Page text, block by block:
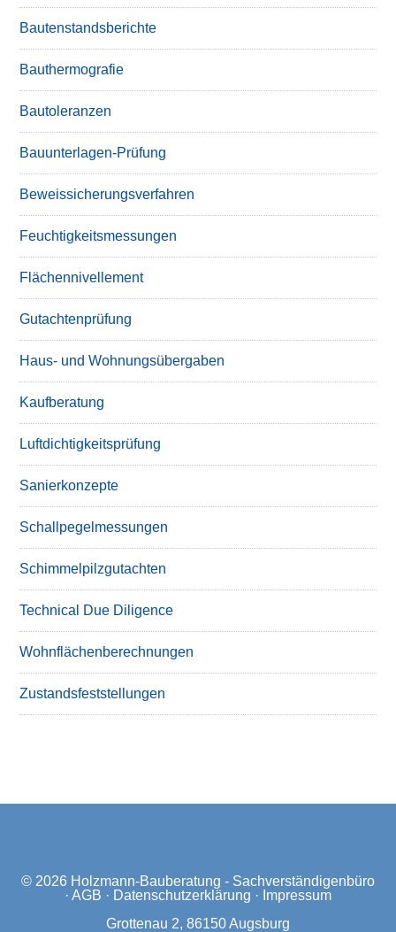
Bautenstandsberichte
Bauthermografie
Bautoleranzen
Bauunterlagen-Prüfung
Beweissicherungsverfahren
Feuchtigkeitsmessungen
Flächennivellement
Gutachtenprüfung
Haus- und Wohnungsübergaben
Kaufberatung
Luftdichtigkeitsprüfung
Sanierkonzepte
Schallpegelmessungen
Schimmelpilzgutachten
Technical Due Diligence
Wohnflächenberechnungen
Zustandsfeststellungen
© 2026 Holzmann-Bauberatung - Sachverständigenbüro
· AGB · Datenschutzerklärung · Impressum
Grottenau 2, 86150 Augsburg